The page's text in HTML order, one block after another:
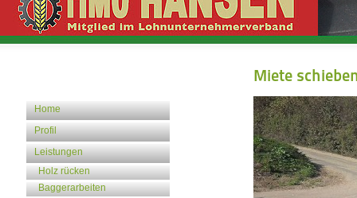
Home
Profil
Leistungen
Holz rücken
Baggerarbeiten
Miete